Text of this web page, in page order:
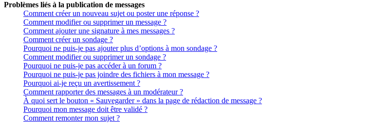
Problèmes liés à la publication de messages
Comment créer un nouveau sujet ou poster une réponse ?
Comment modifier ou supprimer un message ?
Comment ajouter une signature à mes messages ?
Comment créer un sondage ?
Pourquoi ne puis-je pas ajouter plus d’options à mon sondage ?
Comment modifier ou supprimer un sondage ?
Pourquoi ne puis-je pas accéder à un forum ?
Pourquoi ne puis-je pas joindre des fichiers à mon message ?
Pourquoi ai-je reçu un avertissement ?
Comment rapporter des messages à un modérateur ?
À quoi sert le bouton « Sauvegarder » dans la page de rédaction de message ?
Pourquoi mon message doit être validé ?
Comment remonter mon sujet ?